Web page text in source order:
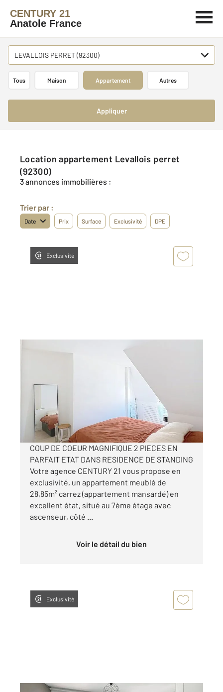
CENTURY 21
Anatole France
LEVALLOIS PERRET (92300)
Tous Maison Appartement Autres
Appliquer
Location appartement Levallois perret
(92300)
3 annonces immobilières :
Trier par :
Date Prix Surface Exclusivité DPE
Exclusivité
LEVALLOIS PERRET 92
Appartement F2 à louer
1 590 €
par mois charges comprises
COUP DE COEUR MAGNIFIQUE 2 PIECES EN
PARFAIT ETAT DANS RESIDENCE DE STANDING
Votre agence CENTURY 21 vous propose en
exclusivité, un appartement meublé de
28,85m² carrez (appartement mansardé) en
excellent état, situé au 7ème étage avec
ascenseur, côté ...
Voir le détail du bien
Exclusivité